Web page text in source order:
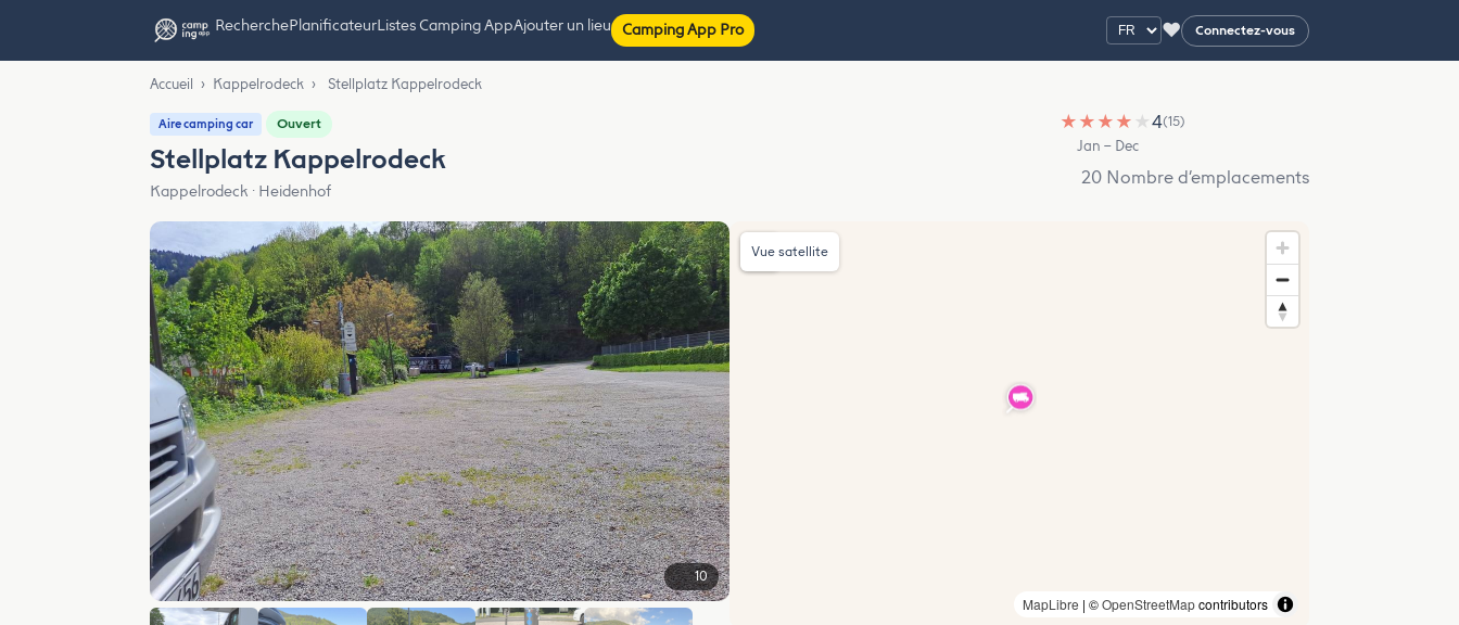
RecherchePlanificateurListes Camping AppAjouter un lieu Camping App Pro ♥ Connectez-vous
Accueil › Kappelrodeck › Stellplatz Kappelrodeck
Aire camping car Ouvert
Stellplatz Kappelrodeck
Kappelrodeck · Heidenhof
★ ★ ★ ★ ★4(15)
Jan – Dec
20 Nombre d’emplacements
10
MapLibre | ©OpenStreetMapcontributors
Vue satellite